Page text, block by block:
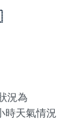
況為
時天氣情況